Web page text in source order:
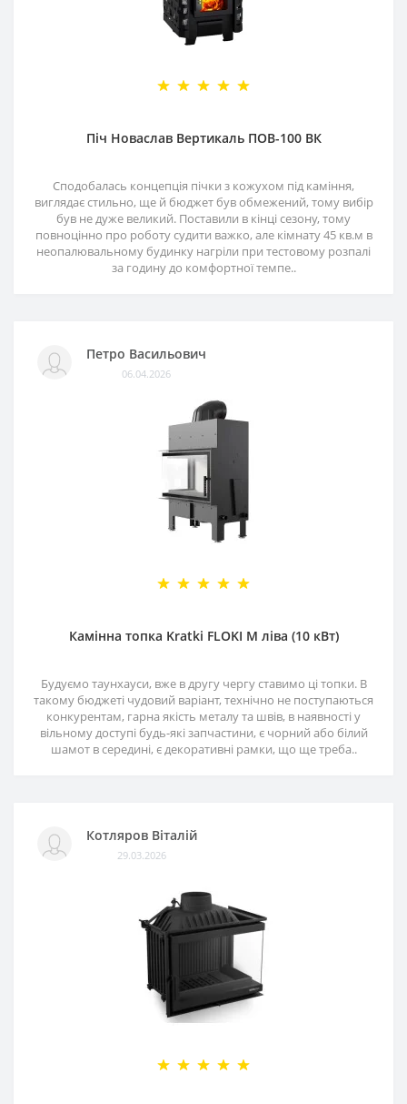
Піч Новаслав Вертикаль ПОВ-100 ВК
Сподобалась концепція пічки з кожухом під каміння,
виглядає стильно, ще й бюджет був обмежений, тому вибір
був не дуже великий. Поставили в кінці сезону, тому
повноцінно про роботу судити важко, але кімнату 45 кв.м в
неопалювальному будинку нагріли при тестовому розпалі
за годину до комфортної темпе..
Петро Васильович
06.04.2026
Камінна топка Kratki FLOKI M ліва (10 кВт)
Будуємо таунхауси, вже в другу чергу ставимо ці топки. В
такому бюджеті чудовий варіант, технічно не поступаються
конкурентам, гарна якість металу та швів, в наявності у
вільному доступі будь-які запчастини, є чорний або білий
шамот в середині, є декоративні рамки, що ще треба..
Котляров Віталій
29.03.2026